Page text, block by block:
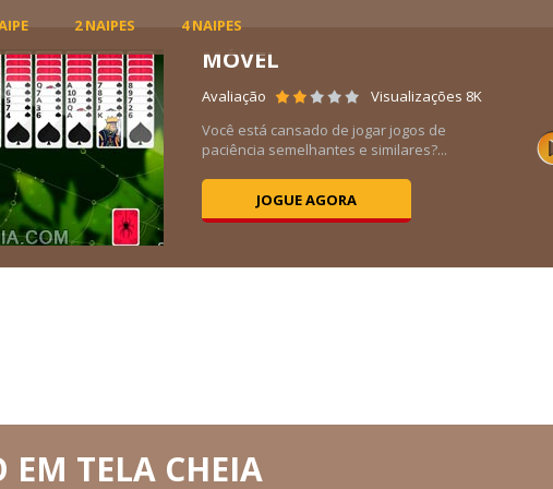
2 NAIPES 4 NAIPES
MÓVEL
Avaliação
Visualizações 8K
Você está cansado de jogar jogos de
paciência semelhantes e similares?...
JOGUE AGORA
EM TELA CHEIA